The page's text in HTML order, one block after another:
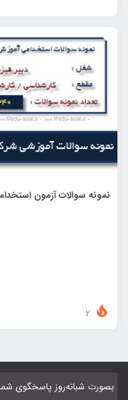
نمونه سوالات آزمون
بصورت شبانه‌روز پاسخگوی